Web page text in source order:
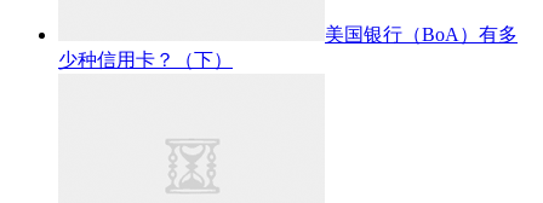
美国银行（BoA）有多
少种信用卡？（下）